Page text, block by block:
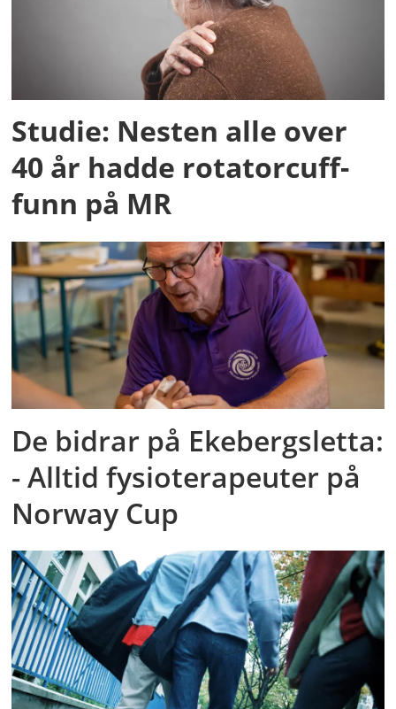
Studie: Nesten alle over
40 år hadde rotatorcuff-
funn på MR
De bidrar på Ekebergsletta:
- Alltid fysioterapeuter på
Norway Cup